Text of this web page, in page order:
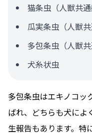
猫条虫（人獣共通
瓜実条虫（人獣共
多包条虫（人獣共
犬糸状虫
多包条虫はエキノコッ
ばれ、どちらも犬によ
生報告もあります。特